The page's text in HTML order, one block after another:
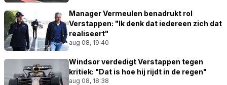
Manager Vermeulen benadrukt rol
Verstappen: "Ik denk dat iedereen zich dat
realiseert"
aug 08, 19:40
Windsor verdedigt Verstappen tegen
kritiek: "Dat is hoe hij rijdt in de regen"
aug 08, 18:38